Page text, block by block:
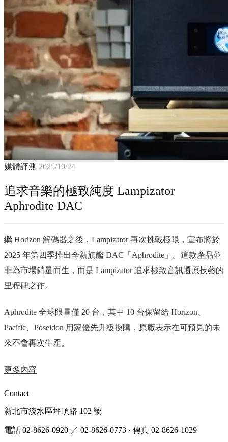
媒體評測 2025/10/24
追求音樂的極致純度 Lampizator
Aphrodite DAC
繼 Horizon 解碼器之後，Lampizator 再次挑戰極限，宣布將於
2025 年第四季推出全新旗艦 DAC「Aphrodite」。這款產品並
非為市場銷量而生，而是 Lampizator 追求極致音訊還原技藝的
里程碑之作。
Aphrodite 全球限量僅 20 台，其中 10 台保留給 Horizon、
Pacific、Poseidon 用家優先升級換購，原廠表示在可預見的未
來不會再次生產。
更多內容
Contact
新北市淡水區坪頂路 102 號
電話 02-8626-0920 ／ 02-8626-0773 · 傳真 02-8626-1029